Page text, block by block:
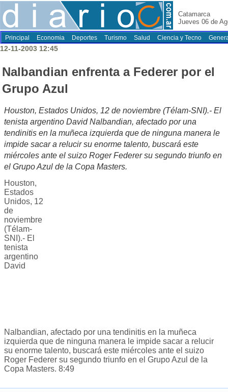
Catamarca
Jueves 06 de
Principal Economia Deportes Turismo Salud Ciencia y Tecno
12-11-2003 12:45
Nalbandian enfrenta a Federer por el
Grupo Azul
Houston, Estados Unidos, 12 de noviembre (Télam-SNI).- El
tenista argentino David Nalbandian, afectado por una
tendinitis en la muñeca izquierda que de ninguna manera le
impide sacar a relucir su enorme talento, buscará este
miércoles ante el suizo Roger Federer su segundo triunfo en
el Grupo Azul de la Copa Masters.
Houston,
Estados
Unidos, 12
de
noviembre
(Télam-
SNI).- El
tenista
argentino
David
Nalbandian, afectado por una tendinitis en la muñeca
izquierda que de ninguna manera le impide sacar a relucir
su enorme talento, buscará este miércoles ante el suizo
Roger Federer su segundo triunfo en el Grupo Azul de la
Copa Masters. 8:49